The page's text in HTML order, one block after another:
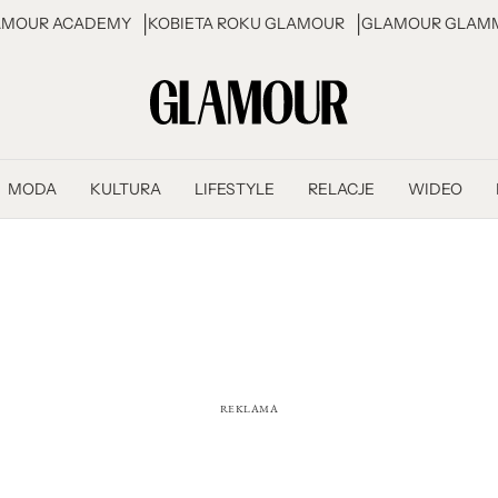
ACADEMY KOBIETA ROKU GLAMOUR GLAMOUR
MODA KULTURA LIFESTYLE RELACJE WIDEO